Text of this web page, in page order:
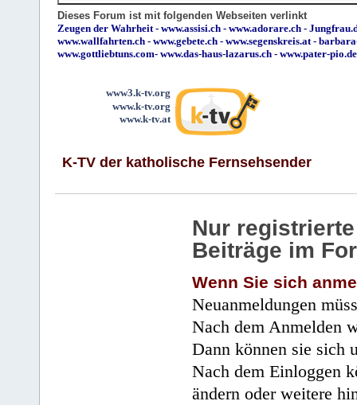
Dieses Forum ist mit folgenden Webseiten verlinkt
Zeugen der Wahrheit - www.assisi.ch - www.adorare.ch -
www.wallfahrten.ch - www.gebete.ch - www.segenskreis.at -
www.gottliebtuns.com- www.das-haus-lazarus.ch - www.pater-pio.de
www3.k-tv.org
www.k-tv.org
www.k-tv.at
K-TV der katholische Fernsehsender
Nur
Beiträge im
Wenn Sie sich
Neuanmeldungen
Nach dem Anmelden
Dann können sie sich
Nach dem Einloggen
ändern oder weitere